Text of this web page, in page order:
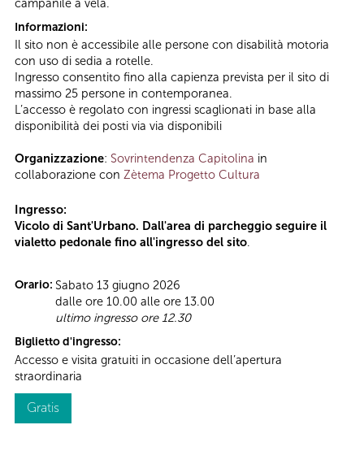
campanile a vela.
Informazioni:
Il sito non è accessibile alle persone con disabilità motoria
con uso di sedia a rotelle.
Ingresso consentito fino alla capienza prevista per il sito di
massimo 25 persone in contemporanea.
L’accesso è regolato con ingressi scaglionati in base alla
disponibilità dei posti via via disponibili
Organizzazione: Sovrintendenza Capitolina in
collaborazione con Zètema Progetto Cultura
Ingresso:
Vicolo di Sant'Urbano. Dall'area di parcheggio seguire il
vialetto pedonale fino all'ingresso del sito.
Orario: Sabato 13 giugno 2026
dalle ore 10.00 alle ore 13.00
ultimo ingresso ore 12.30
Biglietto d'ingresso:
Accesso e visita gratuiti in occasione dell’apertura
straordinaria
Gratis